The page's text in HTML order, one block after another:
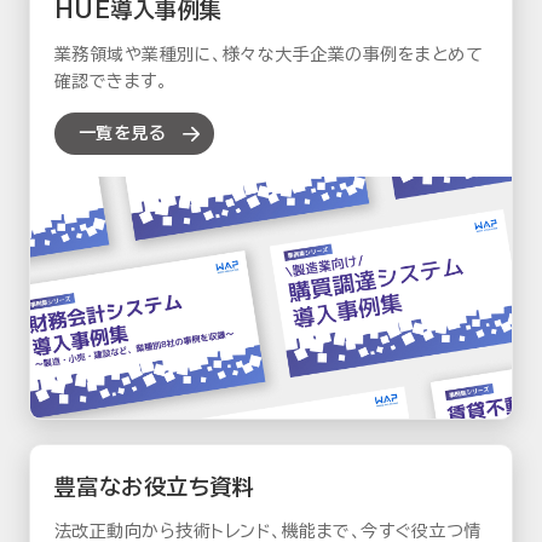
HUE導入事例集
業務領域や業種別に、 様々な大手企業の事例をまとめて
確認できます。
一覧を見る
豊富なお役立ち資料
法改正動向から技術トレンド、 機能まで、今すぐ役立つ情